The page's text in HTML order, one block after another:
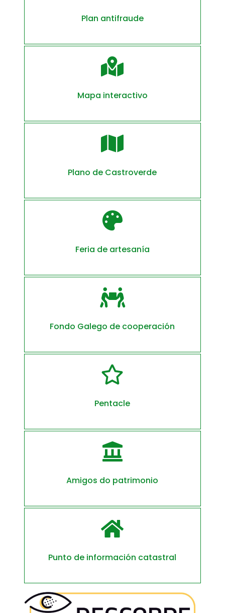
Plan antifraude

Mapa interactivo

Plano de Castroverde

Feria de artesanía

Fondo Galego de cooperación

Pentacle

Amigos do patrimonio

Punto de información catastral